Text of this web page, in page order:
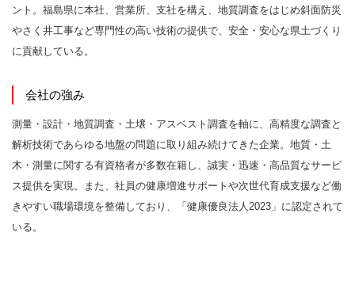
ント。福島県に本社、営業所、支社を構え、地質調査をはじめ斜面防災
やさく井工事など専門性の高い技術の提供で、安全・安心な県土づくり
に貢献している。
会社の強み
測量・設計・地質調査・土壌・アスベスト調査を軸に、高精度な調査と
解析技術であらゆる地盤の問題に取り組み続けてきた企業。地質・土
木・測量に関する有資格者が多数在籍し、誠実・迅速・高品質なサービ
ス提供を実現。また、社員の健康増進サポートや次世代育成支援など働
きやすい職場環境を整備しており、「健康優良法人2023」に認定されて
いる。